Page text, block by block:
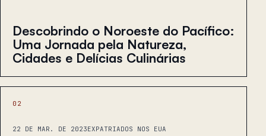
Descobrindo o Noroeste do Pacífico:
Uma Jornada pela Natureza,
Cidades e Delícias Culinárias
02
22 DE MAR. DE 2023EXPATRIADOS NOS EUA